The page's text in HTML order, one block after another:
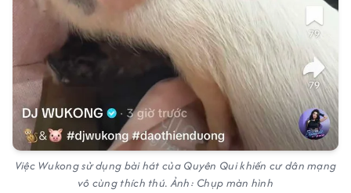
Việc Wukong sử dụng bài hát của Quyên Qui khiến cư dân mạng
vô cùng thích thú. Ảnh: Chụp màn hình